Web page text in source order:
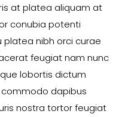
at platea aliquam at
conubia potenti
nibh orci curae
feugiat nam nunc
lobortis dictum
dapibus
nostra tortor feugiat